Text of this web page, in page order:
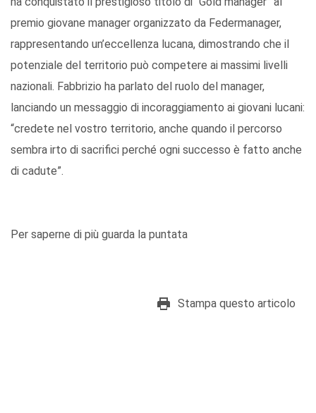
premio giovane manager organizzato da Federmanager,
rappresentando un’eccellenza lucana, dimostrando che il
potenziale del territorio può competere ai massimi livelli
nazionali. Fabbrizio ha parlato del ruolo del manager,
lanciando un messaggio di incoraggiamento ai giovani lucani:
“credete nel vostro territorio, anche quando il percorso
sembra irto di sacrifici perché ogni successo è fatto anche
di cadute”.
Per saperne di più guarda la puntata
Stampa questo articolo